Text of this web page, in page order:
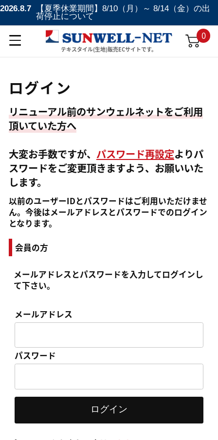
2026.8.7
【夏季休業期間】8/10（月）～ 8/14（金）の出
荷停止について
テキスタイル(生地)販売ECサイトです。
0
ログイン
リニューアル前のサンウェルネットをご利用
頂いていた方へ
大変お手数ですが、 パスワード再設定よりパ
スワードをご変更頂きますよう、お願いいた
します。
以前のユーザーIDとパスワードはご利用いただけませ
ん。今後はメールアドレスとパスワードでのログイン
となります。
会員の方
メールアドレス とパスワードを入力してログインし
て下さい。
メールアドレス
パスワード